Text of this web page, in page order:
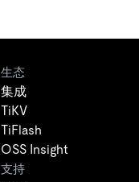
生态
集成
TiKV
TiFlash
OSS Insight
支持